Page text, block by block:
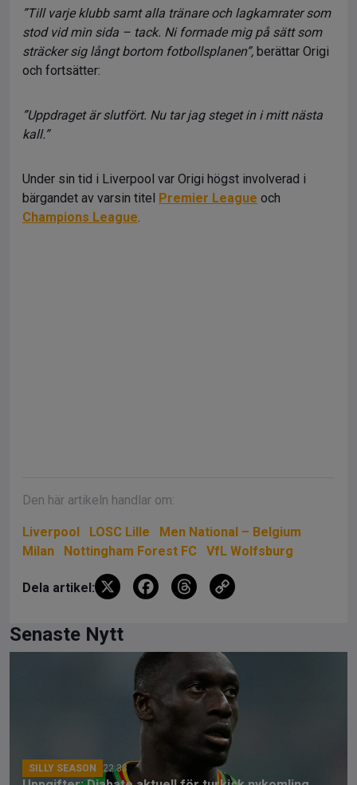
”Till varje klubb samt alla tränare och lagkamrater som
stod vid min sida – tack. Ni formade mig på sätt som
sträcker sig långt bortom fotbollsplanen”, berättar Origi
och fortsätter:
”Uppdraget är slutfört. Nu tar jag steget in i mitt nästa
kall.”
Under sin tid i Liverpool var Origi högst involverad i
bärgandet av varsin titel Premier League och
Champions League.
Den här artikeln handlar om:
Liverpool LOSC Lille
Men National – Belgium
Milan
Nottingham Forest FC VfL Wolfsburg
Dela artikel: X
F
b
o
T
d
s
Li
n
k
Senaste Nytt
SILLY SEASON 22:33